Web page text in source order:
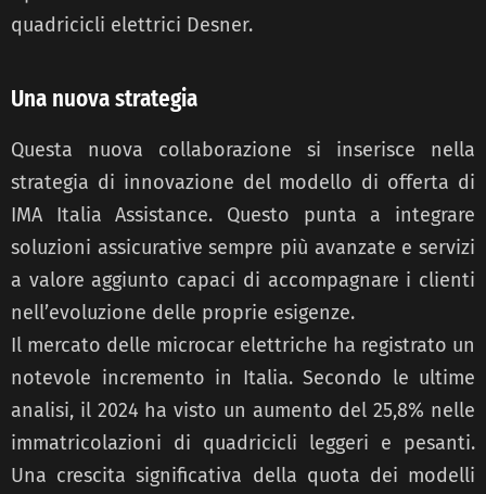
quadricicli elettrici Desner.
Una nuova strategia
Questa nuova collaborazione si inserisce nella
strategia di innovazione del modello di offerta di
IMA Italia Assistance. Questo punta a integrare
soluzioni assicurative sempre più avanzate e servizi
a valore aggiunto capaci di accompagnare i clienti
nell’evoluzione delle proprie esigenze.
Il mercato delle microcar elettriche ha registrato un
notevole incremento in Italia. Secondo le ultime
analisi, il 2024 ha visto un aumento del 25,8% nelle
immatricolazioni di quadricicli leggeri e pesanti.
Una crescita significativa della quota dei modelli